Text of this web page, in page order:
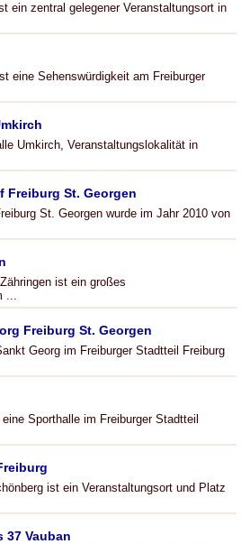
ein zentral gelegener Veranstaltungsort in
eine Sehenswürdigkeit am Freiburger
Umkirch, Veranstaltungslokalität in
Freiburg St. Georgen
St. Georgen wurde im Jahr 2010 von
ist ein großes
...
Freiburg St. Georgen
Georg im Freiburger Stadtteil Freiburg
Sporthalle im Freiburger Stadtteil
ist ein Veranstaltungsort und Platz
37 Vauban